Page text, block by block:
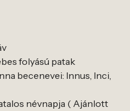
folyású patak
becenevei: Innus, Inci,
névnapja ( Ajánlott